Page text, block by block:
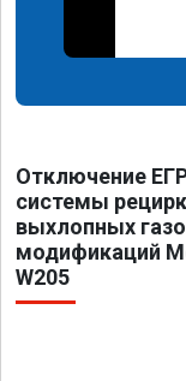
Отключение
системы
выхлопных
модификаций
W205